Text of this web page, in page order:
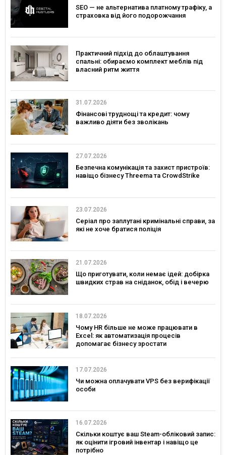
SEO — не альтернатива платному трафіку, а
страховка від його подорожчання
Практичний підхід до облаштування
спальні: обираємо комплект меблів під
власний ритм життя
31.07.2026
Фінансові труднощі та кредит: чому
важливо діяти без зволікань
27.07.2026
Безпечна комунікація та захист пристроїв:
навіщо бізнесу Threema та CrowdStrike
23.07.2026
Серіал про заплутані кримінальні справи, за
які не хоче братися поліція
21.07.2026
Що приготувати, коли немає ідей: добірка
швидких страв на сніданок, обід і вечерю
18.07.2026
Чому HR більше не може працювати в
Excel: як автоматизація процесів
допомагає бізнесу зростати
17.07.2026
Чи можна оплачувати VPS без верифікації
особи
16.07.2026
Скільки коштує ваш Steam-обліковий запис:
як оцінити ігровий інвентар і навіщо це
потрібно